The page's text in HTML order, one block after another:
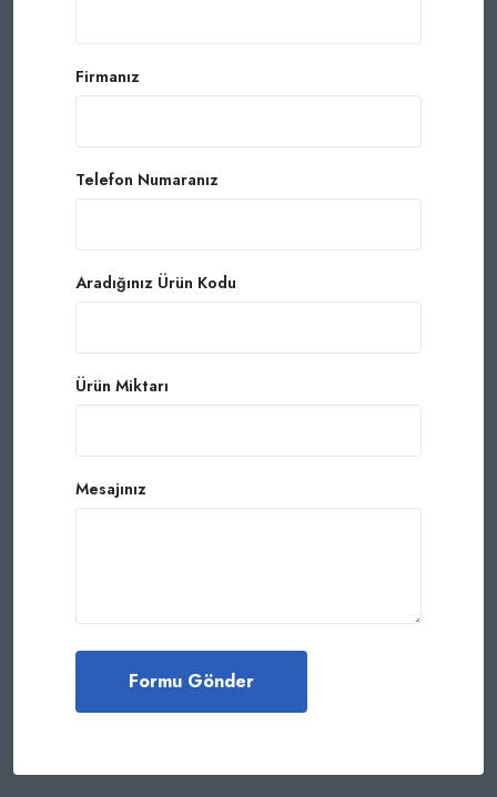
Firmanız
Telefon Numaranız
Aradığınız Ürün Kodu
Ürün Miktarı
Mesajınız